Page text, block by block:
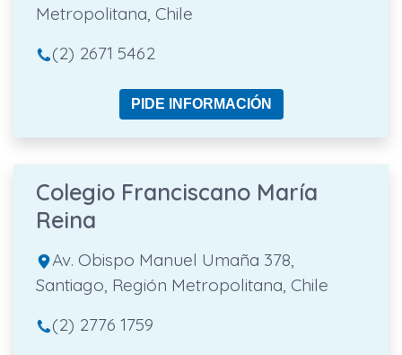
Metropolitana, Chile
(2) 2671 5462
PIDE INFORMACIÓN
Colegio Franciscano María
Reina
Av. Obispo Manuel Umaña 378,
Santiago, Región Metropolitana, Chile
(2) 2776 1759